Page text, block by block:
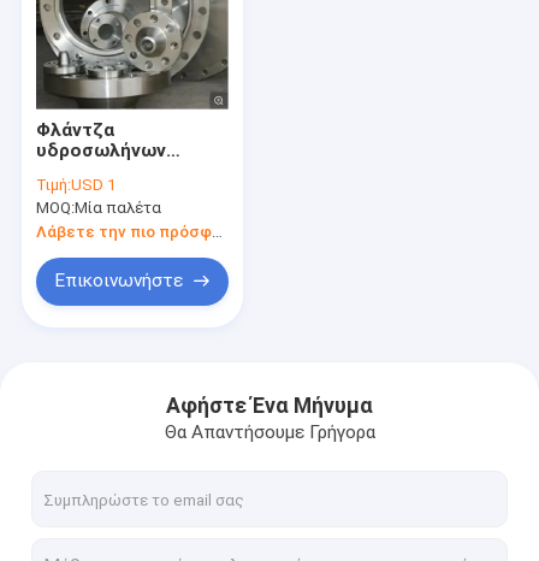
Φλάντζα
υδροσωλήνων
σύμφωνα με Ansi/
ολίσθησης/
συγκόλληση επάνω
Τιμή:USD 1
MOQ:Μία παλέτα
Λάβετε την πιο πρόσφατη τιμή
Επικοινωνήστε
Αφήστε Ένα Μήνυμα
Θα Απαντήσουμε Γρήγορα